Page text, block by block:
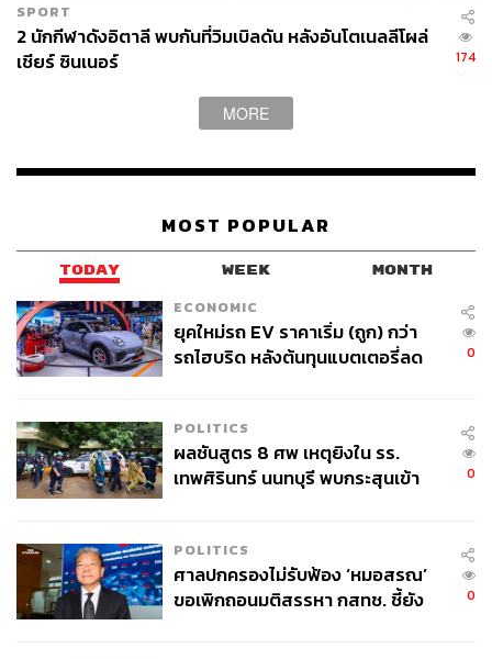
SPORT
2 นักกีฬาดังอิตาลี พบกันที่วิมเบิลดัน หลังอันโตเนลลีโผล่
เชียร์ ซินเนอร์
174
MORE
MOST POPULAR
TODAY WEEK MONTH
ECONOMIC
ยุคใหม่รถ EV ราคาเริ่ม (ถูก) กว่า
รถไฮบริด หลังต้นทุนแบตเตอรี่ลด
0
POLITICS
ผลชันสูตร 8 ศพ เหตุยิงใน รร.
เทพศิรินทร์ นนทบุรี พบกระสุนเข้า
0
POLITICS
ศาลปกครองไม่รับฟ้อง ‘หมอสรณ’
ขอเพิกถอนมติสรรหา กสทช. ชี้ยัง
0